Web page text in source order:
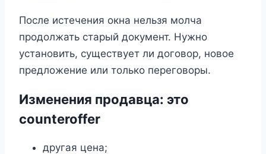
После истечения окна нельзя молча
продолжать старый документ. Нужно
установить, существует ли договор, новое
предложение или только переговоры.
Изменения продавца: это
counteroffer
другая цена;